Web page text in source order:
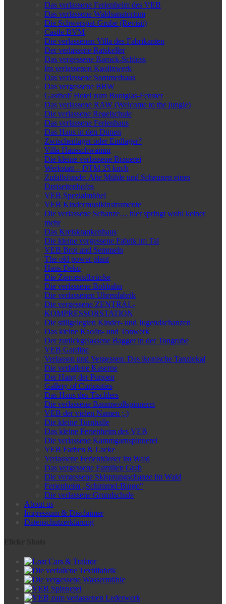
Das verlassene Ferienheim des VEB
Das verlassene Waldsanatorium
Die Schwerspat-Grube (Revisit)
Castle BVM
Die verlassenen Villa des Fabrikanten
Der verlassene Ratskeller
Das vergessene Barock-Schloss
Im verlassenen Kaolinwerk
Das verlassene Sommerhaus
Das vergessene BBW
Gasthof/ Hotel zum Buntglas-Fenster
Das verlassene RAW (Welcome to the jungle)
Die verlassene Regelschule
Das verlassene Ferienhaus
Das Haus in den Dünen
Zwischenlager oder Endlager?
Villa Hausschwamm
Die kleine verlassene Brauerei
Werkstatt – DTM 25 km/h
Zufallsfunde: Alte Mühle und Scheunen eines
Dreiseitenhofes
VEB Spezialmöbel
VEB Kindermusikinstrumente
Die verlassene Schanze… hier springt wohl keiner
mehr
Das Kreiskrankenhaus
Die kleine vergessene Fabrik im Tal
VEB Brot und Semmeln
The old power plant
Haus Deko
Die Ziemestalbrücke
Die verlassene Bobbahn
Die verlassenen Uhrenfabrik
Die vergessene ZENTRAL-
KOMPRESSORSTATION
Die stillgelegten Kinder- und Jugendschanzen
Das kleine Kaolin- und Tonwerk
Der zurückgelassene Bagger in der Tongrube
VEB Gardine
Verlassen und Vergessen: Das ikonische Tanzlokal
Die verfallene Kaserne
Der Hang der Puppen
Gallery of Curiosities
Das Haus des Tischlers
Die verlassene Baumwollspinnerei
VEB der vielen Namen ;-)
Die kleine Turnhalle
Das kleine Ferienheim des VEB
Die verlassene Kammgarnspinnerei
VEB Farben & Lacke
Verlassene Ferienhäuser im Wald
Das vergessene Familien Grab
Die vergessene Skisprungschanze im Wald
Ferienheim „Schimmel-Bingo“
Die verlassene Grundschule
About us
Impressum & Disclaimer
Datenschutzerklärung